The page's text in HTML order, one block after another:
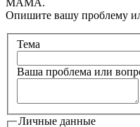
Опишите вашу проблему
Тема
Ваша проблема или
Личные данные